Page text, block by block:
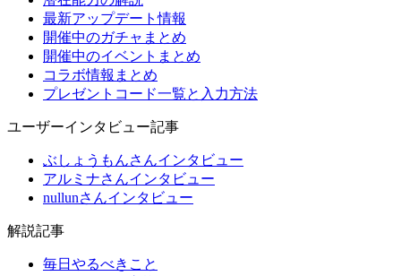
最新アップデート情報
開催中のガチャまとめ
開催中のイベントまとめ
コラボ情報まとめ
プレゼントコード一覧と入力方法
ユーザーインタビュー記事
ぶしょうもんさんインタビュー
アルミナさんインタビュー
nullunさんインタビュー
解説記事
毎日やるべきこと